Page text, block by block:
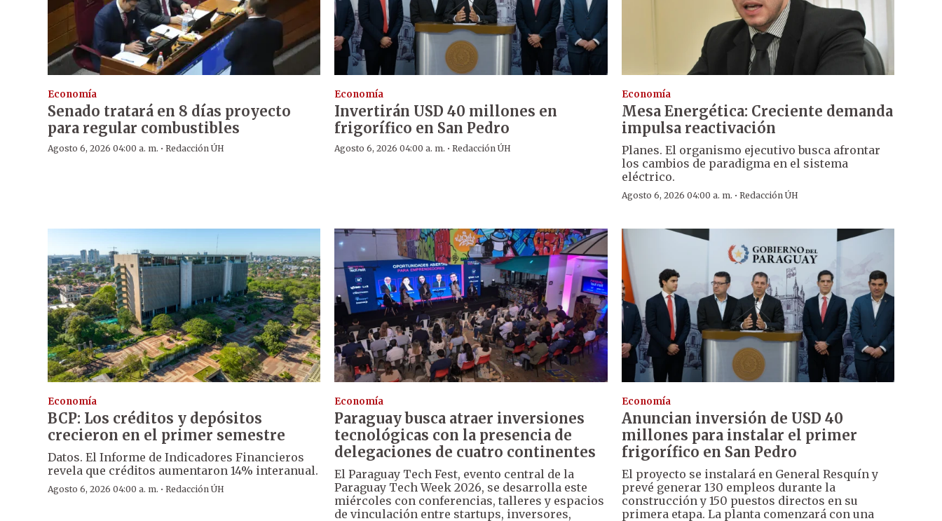
Economía
Senado tratará en 8 días proyecto
para regular combustibles
Agosto 6, 2026 04:00 a. m. · Redacción ÚH
Economía
Invertirán USD 40 millones en
frigorífico en San Pedro
Agosto 6, 2026 04:00 a. m. ·Redacción ÚH
Economía
Mesa Energética: Creciente demanda
impulsa reactivación
Planes. El organismo ejecutivo busca afrontar
los cambios de paradigma en el sistema
eléctrico.
Agosto 6, 2026 04:00 a. m. · Redacción ÚH
Economía
BCP: Los créditos y depósitos
crecieron en el primer semestre
Datos. El Informe de Indicadores Financieros
revela que créditos aumentaron 14% interanual.
Agosto 6, 2026 04:00 a. m. · Redacción ÚH
Economía
Paraguay busca atraer inversiones
tecnológicas con la presencia de
delegaciones de cuatro continentes
El Paraguay Tech Fest, evento central de la
Paraguay Tech Week 2026, se desarrolla este
miércoles con conferencias, talleres y espacios
de vinculación entre startups, inversores,
Economía
Anuncian inversión de USD 40
millones para instalar el primer
frigorífico en San Pedro
El proyecto se instalará en General Resquín y
prevé generar 130 empleos durante la
construcción y 150 puestos directos en su
primera etapa. La planta comenzará con una